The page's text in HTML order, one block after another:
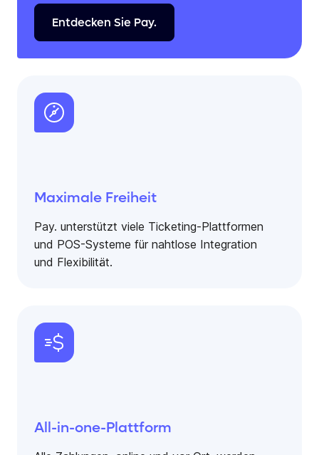
Entdecken Sie Pay.
Maximale Freiheit
Pay. unterstützt viele Ticketing-Plattformen
und POS-Systeme für nahtlose Integration
und Flexibilität.
All-in-one-Plattform